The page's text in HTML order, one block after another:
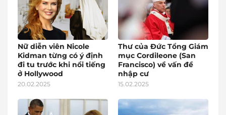
Nữ diễn viên Nicole
Kidman từng có ý định
đi tu trước khi nổi tiếng
ở Hollywood
20.02.2025
Thư của Đức Tổng Giám
mục Cordileone (San
Francisco) về vấn đề
nhập cư
15.02.2025